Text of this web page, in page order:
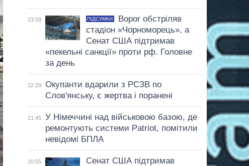
23:09 ПІДСУМКИ
Ворог обстріляв
стадіон «Чорноморець», а
Сенат США підтримав
«пекельні санкції» проти рф. Головне
за день
22:29
Окупанти вдарили з РСЗВ по
Слов'янську, є жертва і поранені
21:45
У Німеччині над військовою базою, де
ремонтують системи Patriot, помітили
невідомі БПЛА
20:55
Сенат США підтримав